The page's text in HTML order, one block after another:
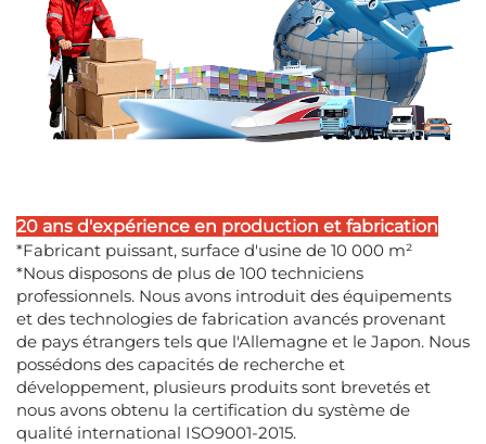
20 ans d'expérience en production et fabrication
*Fabricant puissant, surface d'usine de 10 000 m²
*Nous disposons de plus de 100 techniciens
professionnels. Nous avons introduit des équipements
et des technologies de fabrication avancés provenant
de pays étrangers tels que l'Allemagne et le Japon. Nous
possédons des capacités de recherche et
développement, plusieurs produits sont brevetés et
nous avons obtenu la certification du système de
qualité international ISO9001-2015.